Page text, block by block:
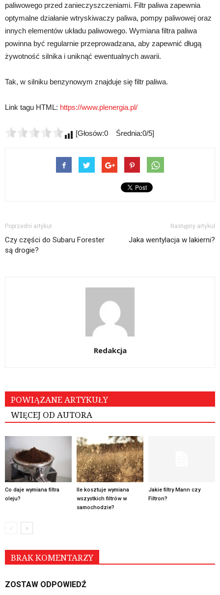
paliwowego przed zanieczyszczeniami. Filtr paliwa zapewnia
optymalne działanie wtryskiwaczy paliwa, pompy paliwowej oraz
innych elementów układu paliwowego. Wymiana filtra paliwa
powinna być regularnie przeprowadzana, aby zapewnić długą
żywotność silnika i uniknąć ewentualnych awarii.
Tak, w silniku benzynowym znajduje się filtr paliwa.
Link tagu HTML: https://www.plenergia.pl/
[Głosów:0 Średnia:0/5]
Poprzedni artykuł
Czy części do Subaru Forester
są drogie?
Następny artykuł
Jaka wentylacja w lakierni?
Redakcja
POWIĄZANE ARTYKUŁY
WIĘCEJ OD AUTORA
Co daje wymiana filtra
oleju?
Ile kosztuje wymiana
wszystkich filtrów w
samochodzie?
Jakie filtry Mann czy
Filtron?
BRAK KOMENTARZY
ZOSTAW ODPOWIEDŹ